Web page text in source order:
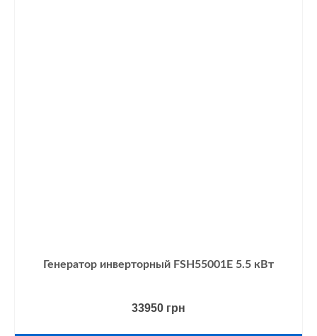
Генератор инверторный FSH55001E 5.5 кВт
33950 грн